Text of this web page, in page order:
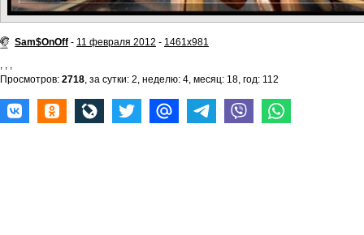
Sam$OnOff - 11 февраля 2012 - 1461x981
, , ,
Просмотров: 2718, за сутки: 2, неделю: 4, месяц: 18, год: 112